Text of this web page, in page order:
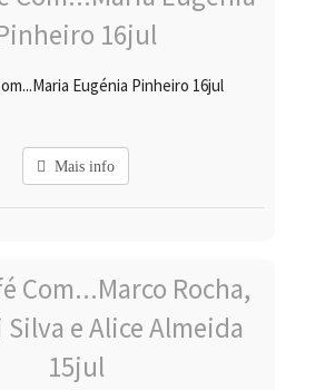
Eugénia Pinheiro 16jul
Mais info